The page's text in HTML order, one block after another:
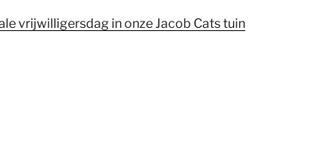
vrijwilligersdag in onze Jacob Cats tuin